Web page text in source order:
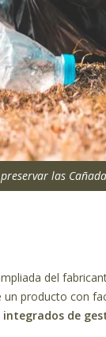
las
del
producto con
integrados de